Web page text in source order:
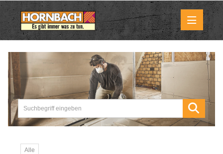
Medienmitteilungen
Pressemitteilungen
Downloads
Marktbilder
Alle